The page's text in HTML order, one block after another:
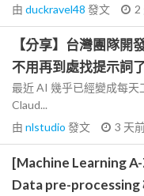
由 duckravel48 發文 2
【分享】台灣團隊
不用再到處找提示詞
最近 AI 幾乎已經變成每天
Claud...
由 nlstudio 發文 3 天
[Machine Learning
Data pre-processing